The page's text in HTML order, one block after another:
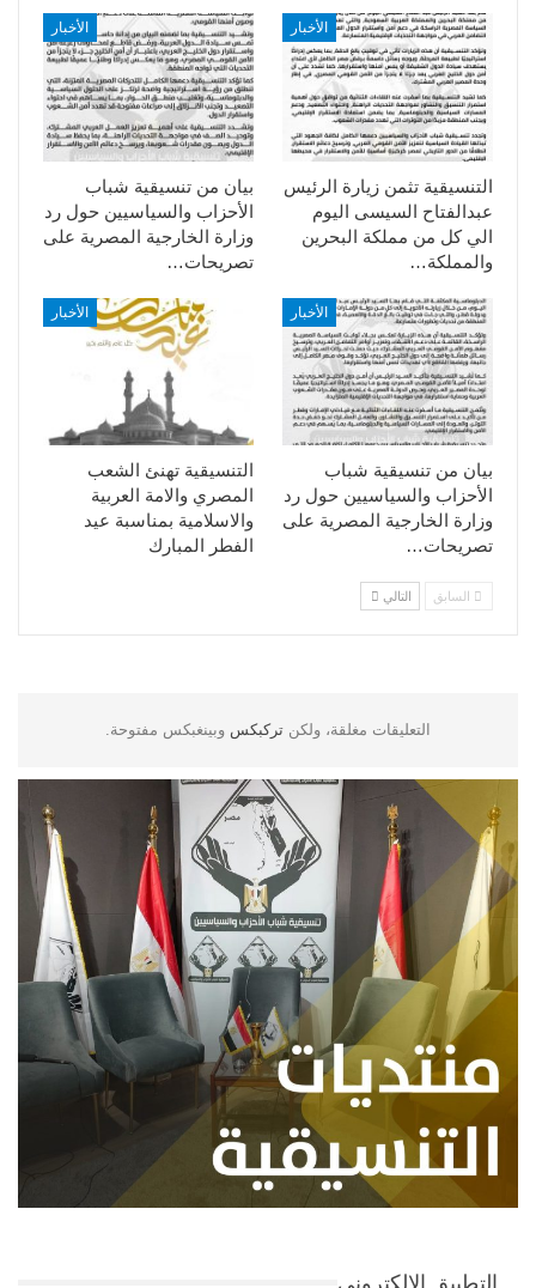
الأخبار
بيان من تنسيقية شباب
الأحزاب والسياسيين حول رد
وزارة الخارجية المصرية على
تصريحات…
الأخبار
التنسيقية تثمن زيارة الرئيس
عبدالفتاح السيسى اليوم
الي كل من مملكة البحرين
والمملكة…
الأخبار
التنسيقية تهنئ الشعب
المصري والامة العربية
والاسلامية بمناسبة عيد
الفطر المبارك
الأخبار
بيان من تنسيقية شباب
الأحزاب والسياسيين حول رد
وزارة الخارجية المصرية على
تصريحات…
السابق التالي
التعليقات مغلقة، ولكن تركبكس وبينغبكس مفتوحة.
التطبيق الإلكتروني